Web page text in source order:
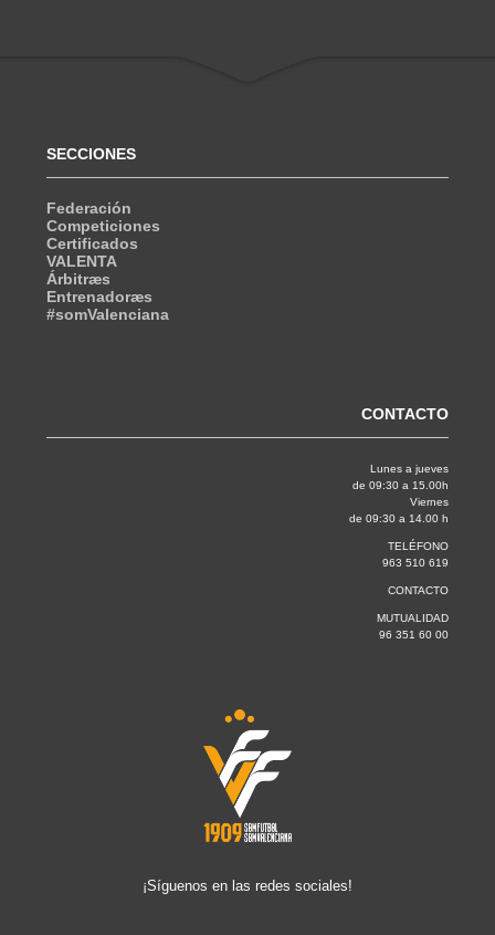
SECCIONES
Federación
Competiciones
Certificados
VALENTA
Árbitræs
Entrenadoræs
#somValenciana
CONTACTO
Lunes a jueves
de 09:30 a 15.00h
Viernes
de 09:30 a 14.00 h
TELÉFONO
963 510 619
CONTACTO
MUTUALIDAD
96 351 60 00
¡Síguenos en las redes sociales!